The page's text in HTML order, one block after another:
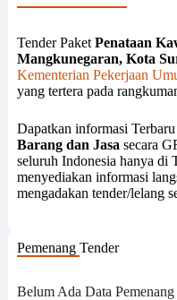
Tender PaketPenataan
Mangkunegaran, Kota
Kementerian Pekerjaan
yang tertera pada
Dapatkan informasi
Barang dan Jasa secara
seluruh Indonesia hanya di
menyediakan informasi
mengadakan tender/lelang
Pemenang Tender
Belum Ada Data Pemenang